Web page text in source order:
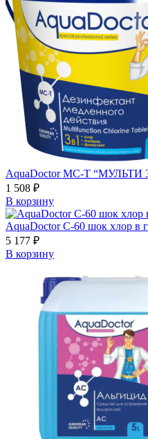
AquaDoctor MC-T “МУЛЬТИ
1 508 ₽
В корзину
AquaDoctor C-60 шок хлор в
5 177 ₽
В корзину